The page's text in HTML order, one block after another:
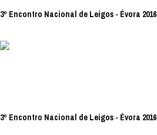
3º Encontro Nacional de Leigos - Évora 2016
3º Encontro Nacional de Leigos - Évora 2016